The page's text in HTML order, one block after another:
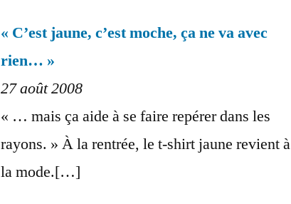
« C’est jaune, c’est moche, ça ne va avec
rien… »
27 août 2008
« … mais ça aide à se faire repérer dans les
rayons. » À la rentrée, le t-shirt jaune revient à
la mode.[…]